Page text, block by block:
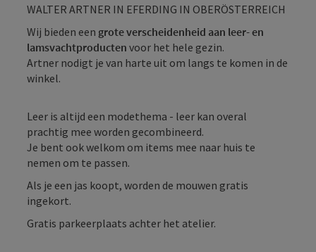
WALTER ARTNER IN EFERDING IN OBERÖSTERREICH
Wij bieden een grote verscheidenheid aan leer- en
lamsvachtproducten voor het hele gezin.
Artner nodigt je van harte uit om langs te komen in de
winkel.
Leer is altijd een modethema - leer kan overal
prachtig mee worden gecombineerd.
Je bent ook welkom om items mee naar huis te
nemen om te passen.
Als je een jas koopt, worden de mouwen gratis
ingekort.
Gratis parkeerplaats achter het atelier.